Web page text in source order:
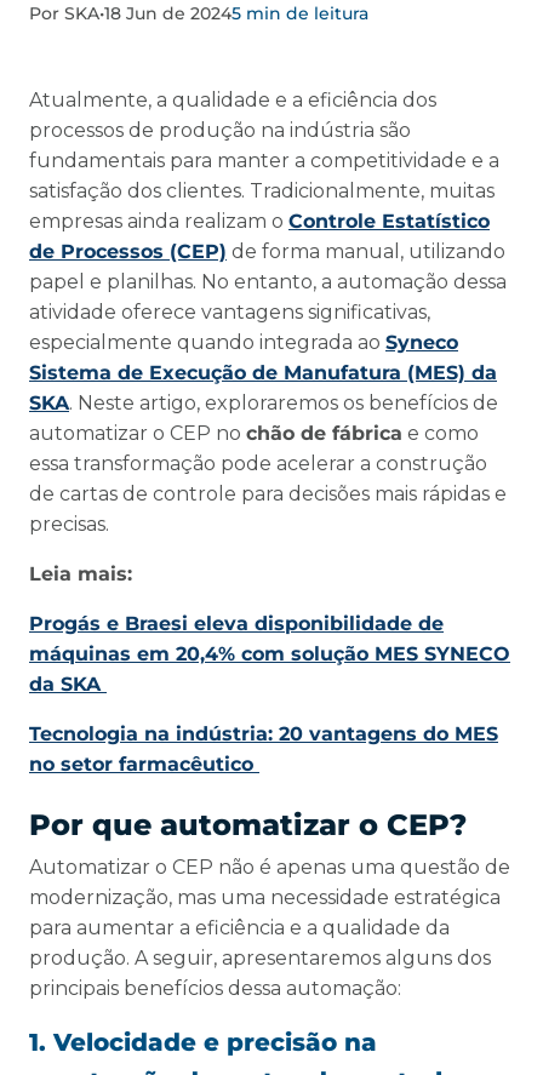
Por SKA•18 Jun de 20245 min de leitura
Atualmente, a qualidade e a eficiência dos
processos de produção na indústria são
fundamentais para manter a competitividade e a
satisfação dos clientes. Tradicionalmente, muitas
empresas ainda realizam o Controle Estatístico
de Processos (CEP) de forma manual, utilizando
papel e planilhas. No entanto, a automação dessa
atividade oferece vantagens significativas,
especialmente quando integrada ao Syneco
Sistema de Execução de Manufatura (MES) da
SKA. Neste artigo, exploraremos os benefícios de
automatizar o CEP no chão de fábrica e como
essa transformação pode acelerar a construção
de cartas de controle para decisões mais rápidas e
precisas.
Leia mais:
Progás e Braesi eleva disponibilidade de
máquinas em 20,4% com solução MES SYNECO
da SKA
Tecnologia na indústria: 20 vantagens do MES
no setor farmacêutico
Por que automatizar o CEP?
Automatizar o CEP não é apenas uma questão de
modernização, mas uma necessidade estratégica
para aumentar a eficiência e a qualidade da
produção. A seguir, apresentaremos alguns dos
principais benefícios dessa automação:
1. Velocidade e precisão na